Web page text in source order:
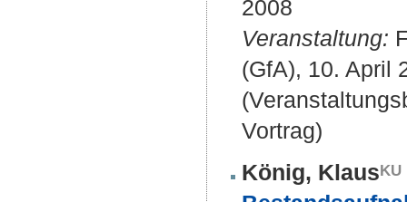
2008
Veranstaltung:
(GfA), 10. April
Vortrag)
König, Klaus